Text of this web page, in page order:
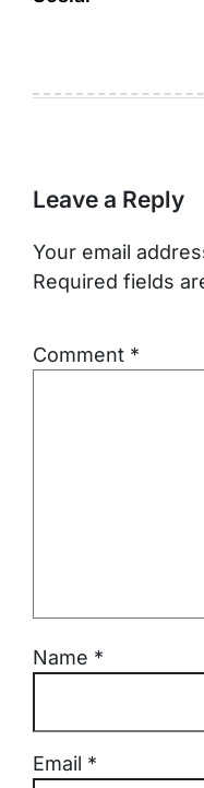
Leave a Reply
Your email
Required fields
Comment *
Name *
Email *